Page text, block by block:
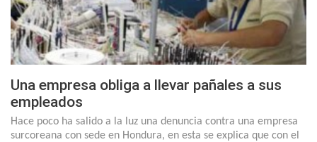
Una empresa obliga a llevar pañales a sus
empleados
Hace poco ha salido a la luz una denuncia contra una empresa
surcoreana con sede en Hondura, en esta se explica que con el